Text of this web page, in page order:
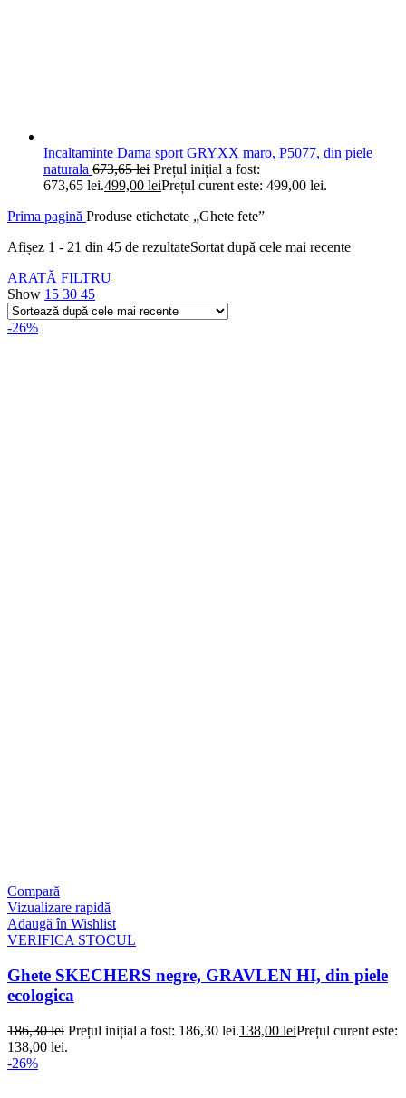
Incaltaminte Dama sport GRYXX maro, P5077, din piele
naturala 673,65lei Prețul inițial a fost:
673,65 lei.499,00 leiPrețul curent este: 499,00 lei.
Prima pagină Produse etichetate „Ghete fete”
Afișez 1 - 21 din 45 de rezultateSortat după cele mai recente
ARATĂ FILTRU
Show 15 30 45
-26%
Compară
Vizualizare rapidă
Adaugă în Wishlist
VERIFICA STOCUL
Ghete SKECHERS negre, GRAVLEN HI, din piele
ecologica
186,30lei Prețul inițial a fost: 186,30 lei.138,00 leiPrețul curent este:
138,00 lei.
-26%